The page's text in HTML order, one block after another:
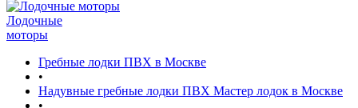
Лодочные
моторы
Гребные лодки ПВХ в Москве
•
Надувные гребные лодки ПВХ Мастер лодок в Москве